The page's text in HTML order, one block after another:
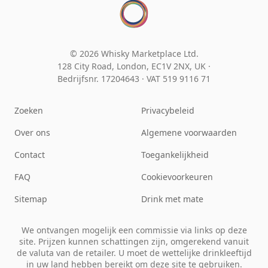
© 2026 Whisky Marketplace Ltd.
128 City Road, London, EC1V 2NX, UK ·
Bedrijfsnr. 17204643 · VAT 519 9116 71
Zoeken
Over ons
Contact
FAQ
Sitemap
Privacybeleid
Algemene voorwaarden
Toegankelijkheid
Cookievoorkeuren
Drink met mate
We ontvangen mogelijk een commissie via links op deze
site. Prijzen kunnen schattingen zijn, omgerekend vanuit
de valuta van de retailer. U moet de wettelijke drinkleeftijd
in uw land hebben bereikt om deze site te gebruiken.